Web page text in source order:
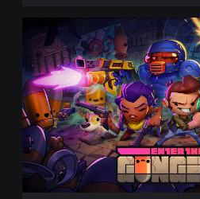
e
r
t
h
e
G
u
n
g